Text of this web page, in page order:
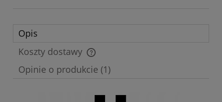
Opis
Koszty dostawy
Cena nie zawiera ewentualnych kosztów płatności
Opinie o produkcie (1)